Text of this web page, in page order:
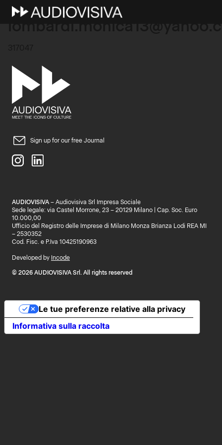
12 Marzo 2026
Sign up for our free Journal
AUDIOVISIVA – Audiovisiva Srl Impresa Sociale
Sede legale: via Castel Morrone, 23 – 20129 Milano | Cap. Soc. Euro
10.000,00
Ufficio del Registro delle Imprese di Milano Monza Brianza Lodi REA MI
– 2530352
Cod. Fisc. e P.Iva 10425190963
Developed by Incode
© 2026 AUDIOVISIVA Srl. All rights reserved
Informativa sulla raccolta
Le tue preferenze relative alla privacy